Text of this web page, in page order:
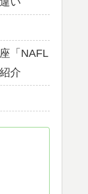
「NAFL
介